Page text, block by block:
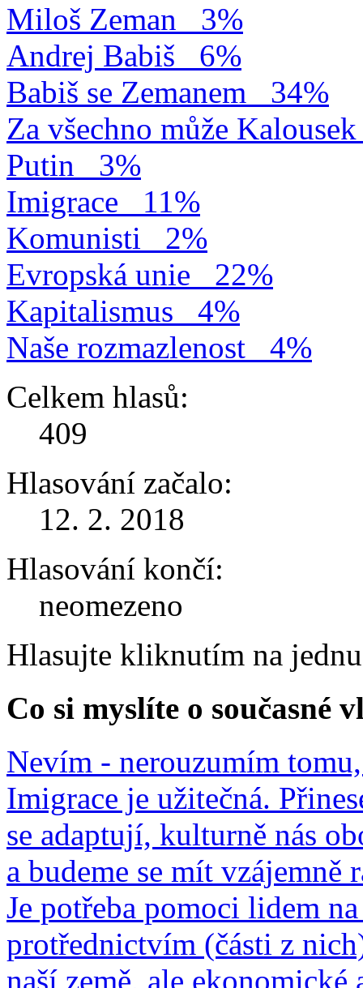
Miloš Zeman
3%
Andrej Babiš
6%
Babiš se Zemanem
34%
Za všechno může Kalousek
Putin
3%
Imigrace
11%
Komunisti
2%
Evropská unie
22%
Kapitalismus
4%
Naše rozmazlenost
4%
Celkem hlasů:
409
Hlasování začalo:
12. 2. 2018
Hlasování končí:
neomezeno
Hlasujte kliknutím na
Co si myslíte o současné
Nevím - nerouzumím
Imigrace je užitečná.
se adaptují, kulturně nás
a budeme se mít vzájemně
Je potřeba pomoci lidem
protřednictvím (části z
naší země, ale